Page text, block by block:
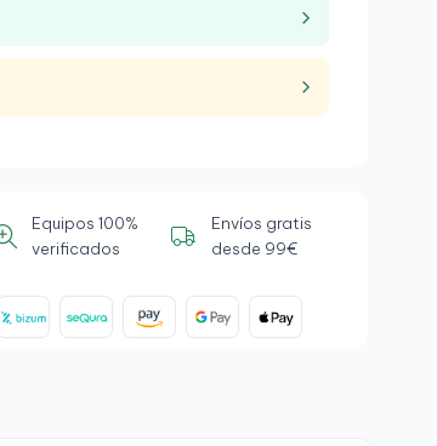
Equipos 100%
verificados
Envíos gratis
desde 99€